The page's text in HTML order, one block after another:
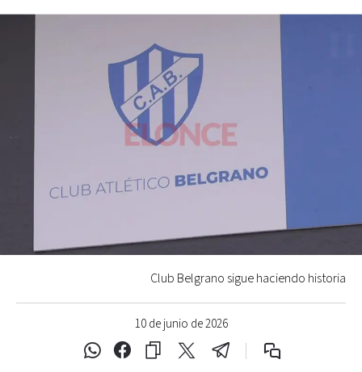
10 de junio de 2026
Club Belgrano sigue haciendo historia